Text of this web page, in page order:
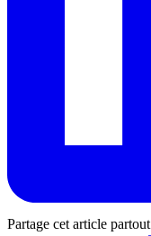
Partage cet article partout